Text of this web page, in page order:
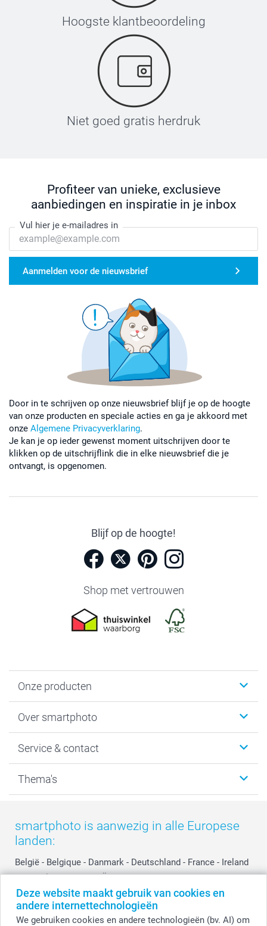
Deze website maakt gebruik van cookies en
andere internettechnologieën
We gebruiken cookies en andere technologieën (bv. AI) om
Hoogste klantbeoordeling
Niet goed gratis herdruk
Profiteer van unieke, exclusieve
aanbiedingen en inspiratie in je inbox
Vul hier je e-mailadres in
Aanmelden voor de nieuwsbrief
Door in te schrijven op onze nieuwsbrief blijf je op de hoogte
van onze producten en speciale acties en ga je akkoord met
onze Algemene Privacyverklaring.
Je kan je op ieder gewenst moment uitschrijven door te
klikken op de uitschrijflink die in elke nieuwsbrief die je
ontvangt, is opgenomen.
Blijf op de hoogte!
Shop met vertrouwen
Onze producten
Fotoboeken
Fotocadeaus
Kaarten
Over smartphoto
Vacatures
Bestelproces
Privacy
Cookiebeleid
Reviews
Prijslijst
Investor Relations
Service & contact
Tevredenheidsgarantie
smartbonus
smartfriends
service@smartphoto.nl
Affiliate partnerprogramma
Partnerships
Influencer partnerprogramma
Thema's
Moederdag
Vaderdag
Huwelijk
smartphoto is aanwezig in alle Europese
landen:
België - Belgique - Danmark - Deutschland - France - Ireland
- Nederland - Norge - Österreich - Schweiz - Suisse -
Switzerland - Suomi - Sverige - United Kingdom -
Other Countries